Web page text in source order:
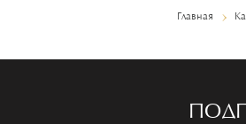
Главная